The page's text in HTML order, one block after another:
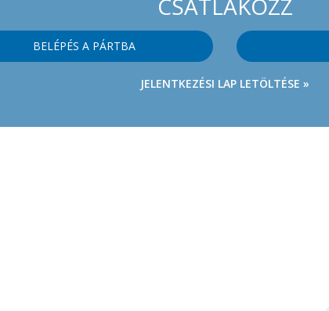
CSATLAKOZZ
BELÉPÉS A PÁRTBA
JELENTKEZÉSI LAP LETÖLTÉSE »